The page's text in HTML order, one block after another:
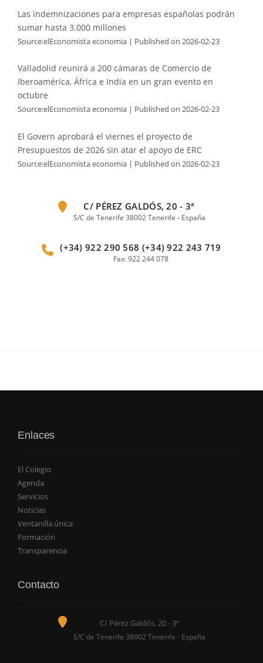
Las indemnizaciones para empresas españolas podrán
sumar hasta 3.000 millones
Source:elEconomista economia Published on 2026-02-23
Valladolid reunirá a 200 cámaras de Comercio de
Iberoamérica, África e India en un gran evento en
octubre
Source:elEconomista economia Published on 2026-02-23
El Govern aprobará el viernes el proyecto de
Presupuestos de 2026 sin atar el apoyo de ERC
Source:elEconomista economia Published on 2026-02-23
C/ PÉREZ GALDÓS, 20 - 3ª
S/C de Tenerife 38002 Tenerife - España
(+34) 922 290 568 (+34) 922 243 719
Fax: 922 244 078
Enlaces
El Colegio
Agenda
Servicios
Noticias
Ventanilla única
Formación
Transparencia
Contacto
C/ Pérez Galdós, 20 - 3ª
S/C de Tenerife 38002 Tenerife - España